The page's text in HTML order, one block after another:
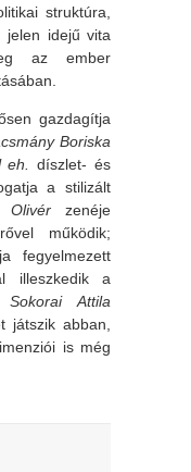
struktúra,
jelen idejű vita
az ember
gazdagítja
Boriska
díszlet- és
a stilizált
Olivér zenéje
működik;
fegyelmezett
illeszkedik a
Sokorai Attila
játszik abban,
is még